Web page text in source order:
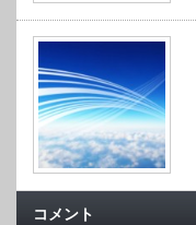
コメント